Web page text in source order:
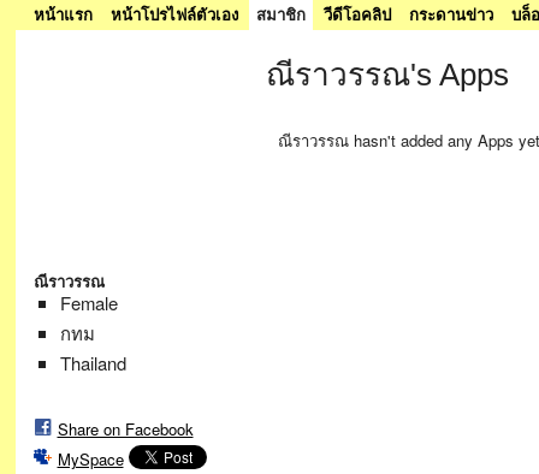
หน้าแรก หน้าโปรไฟล์ตัวเอง สมาชิก วีดีโอคลิป กระดานข่าว บล็
ณีราวรรณ
Female
กทม
Thailand
Share on Facebook
MySpace
ณีราวรรณ's Apps
ณีราวรรณ hasn't added any Apps